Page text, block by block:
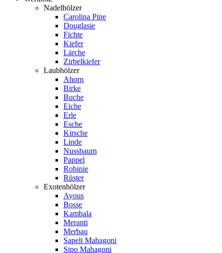
Nadelhölzer
Carolina Pine
Douglasie
Fichte
Kiefer
Lärche
Zirbelkiefer
Laubhölzer
Ahorn
Birke
Buche
Eiche
Erle
Esche
Kirsche
Linde
Nussbaum
Pappel
Robinie
Rüster
Exotenhölzer
Ayous
Bosse
Kambala
Meranti
Merbau
Sapeli Mahagoni
Sipo Mahagoni